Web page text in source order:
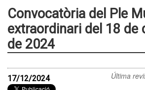
Convocatòria del Ple
extraordinari del 18 de
de 2024
Última
17/12/2024